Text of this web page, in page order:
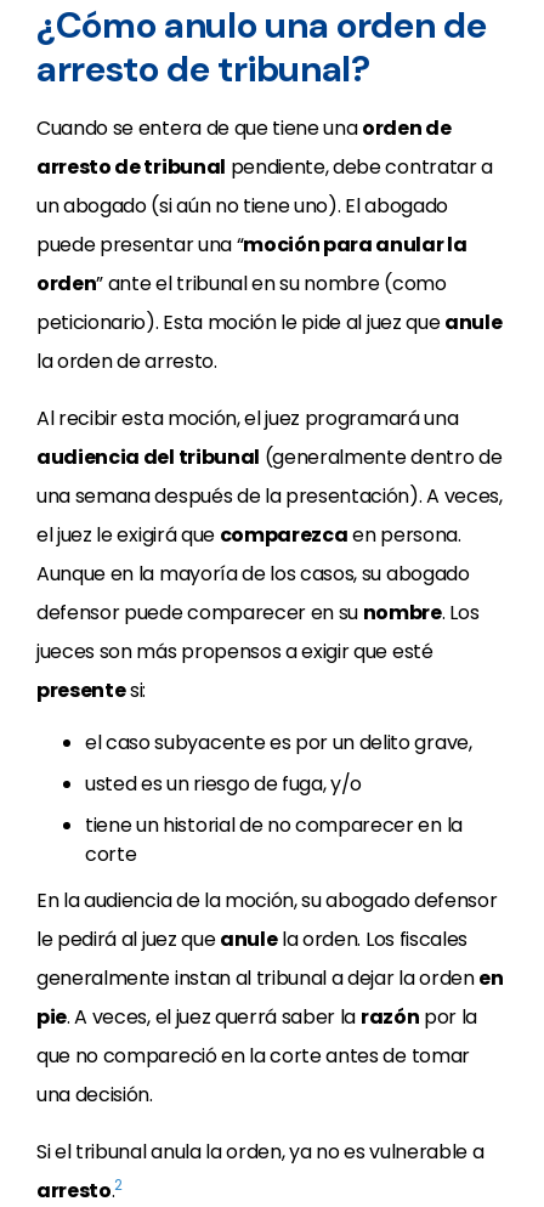
¿Cómo anulo una orden de
arresto de tribunal?
Cuando se entera de que tiene unaorden de
arresto de tribunal pendiente, debe contratar a
un abogado (si aún no tiene uno). El abogado
puede presentar una “moción para anular la
orden” ante el tribunal en su nombre (como
peticionario). Esta moción le pide al juez queanule
la orden de arresto.
Al recibir esta moción, el juez programará una
audiencia del tribunal (generalmente dentro de
una semana después de la presentación). A veces,
el juez le exigirá que comparezcaen persona.
Aunque en la mayoría de los casos, su abogado
defensor puede comparecer en su nombre. Los
jueces son más propensos a exigir que esté
presentesi:
el caso subyacente es por un delito grave,
usted es un riesgo de fuga, y/o
tiene un historial de no comparecer en la
corte
En la audiencia de la moción, su abogado defensor
le pedirá al juez queanulela orden. Los fiscales
generalmente instan al tribunal a dejar la ordenen
pie. A veces, el juez querrá saber la razón por la
que no compareció en la corte antes de tomar
una decisión.
Si el tribunal anula la orden, ya no es vulnerable a
arresto.2